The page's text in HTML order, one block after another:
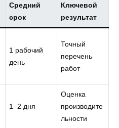
Средний
срок
Ключевой
результат
1 рабочий
день
Точный
перечень
работ
1–2 дня
Оценка
производите
льности